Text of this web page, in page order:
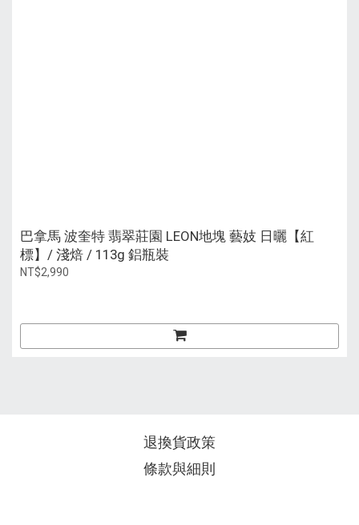
巴拿馬 波奎特 翡翠莊園 LEON地塊 藝妓 日曬【紅
標】/ 淺焙 / 113g 鋁瓶裝
NT$2,990
退換貨政策
條款與細則